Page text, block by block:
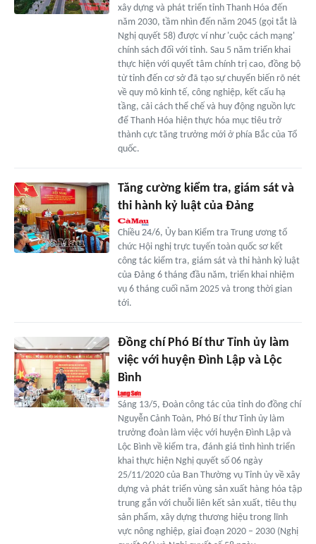
xây dựng và phát triển tỉnh Thanh Hóa đến
năm 2030, tầm nhìn đến năm 2045 (gọi tắt là
Nghị quyết 58) được ví như 'cuộc cách mạng'
chính sách đối với tỉnh. Sau 5 năm triển khai
thực hiện với quyết tâm chính trị cao, đồng bộ
từ tỉnh đến cơ sở đã tạo sự chuyển biến rõ nét
về quy mô kinh tế, công nghiệp, kết cấu hạ
tầng, cải cách thể chế và huy động nguồn lực
để Thanh Hóa hiện thực hóa mục tiêu trở
thành cực tăng trưởng mới ở phía Bắc của Tổ
quốc.
Tăng cường kiểm tra, giám sát và
thi hành kỷ luật của Đảng
Chiều 24/6, Ủy ban Kiểm tra Trung ương tổ
chức Hội nghị trực tuyến toàn quốc sơ kết
công tác kiểm tra, giám sát và thi hành kỷ luật
của Đảng 6 tháng đầu năm, triển khai nhiệm
vụ 6 tháng cuối năm 2025 và trong thời gian
tới.
Đồng chí Phó Bí thư Tỉnh ủy làm
việc với huyện Đình Lập và Lộc
Bình
Sáng 13/5, Đoàn công tác của tỉnh do đồng chí
Nguyễn Cảnh Toàn, Phó Bí thư Tỉnh ủy làm
trưởng đoàn làm việc với huyện Đình Lập và
Lộc Bình về kiểm tra, đánh giá tình hình triển
khai thực hiện Nghị quyết số 06 ngày
25/11/2020 của Ban Thường vụ Tỉnh ủy về xây
dựng và phát triển vùng sản xuất hàng hóa tập
trung gắn với chuỗi liên kết sản xuất, tiêu thụ
sản phẩm, xây dựng thương hiệu trong lĩnh
vực nông nghiệp, giai đoạn 2020 – 2030 (Nghị